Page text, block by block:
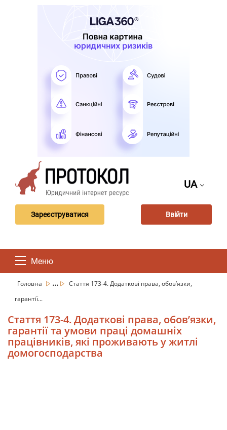
UA
Зареєструватися Ввійти
Меню
Головна ...
Стаття 173-4. Додаткові права, обов’язки,
гарантії...
Стаття 173-4. Додаткові права, обов’язки,
гарантії та умови праці домашніх
працівників, які проживають у житлі
домогосподарства